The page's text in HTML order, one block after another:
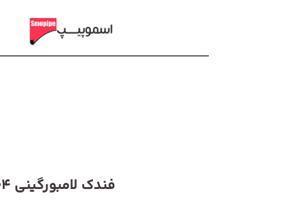
فندک لامبورگینی 3004